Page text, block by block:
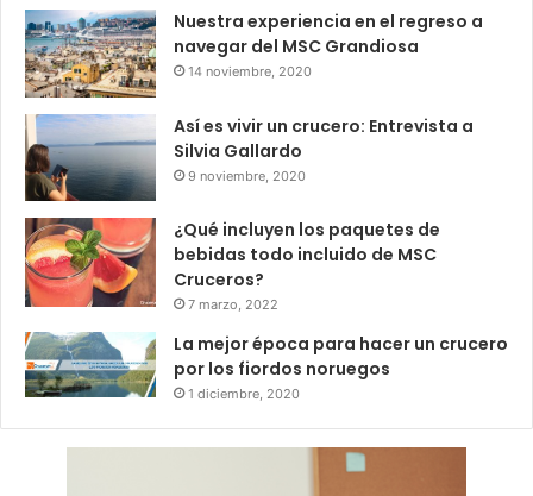
Nuestra experiencia en el regreso a
navegar del MSC Grandiosa
14 noviembre, 2020
Así es vivir un crucero: Entrevista a
Silvia Gallardo
9 noviembre, 2020
¿Qué incluyen los paquetes de
bebidas todo incluido de MSC
Cruceros?
7 marzo, 2022
La mejor época para hacer un crucero
por los fiordos noruegos
1 diciembre, 2020